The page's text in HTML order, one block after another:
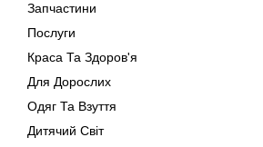
Запчастини
Послуги
Краса Та Здоров'я
Для Дорослих
Одяг Та Взуття
Дитячий Світ